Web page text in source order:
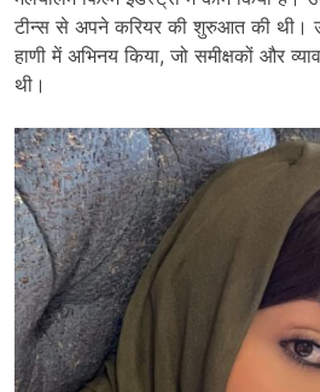
टीन्स से अपने करियर की शुरुआत की थी।
हाणी में अभिनय किया, जो समीक्षकों और
थी।